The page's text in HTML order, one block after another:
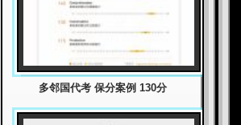
多邻国代考 保分案例 130分